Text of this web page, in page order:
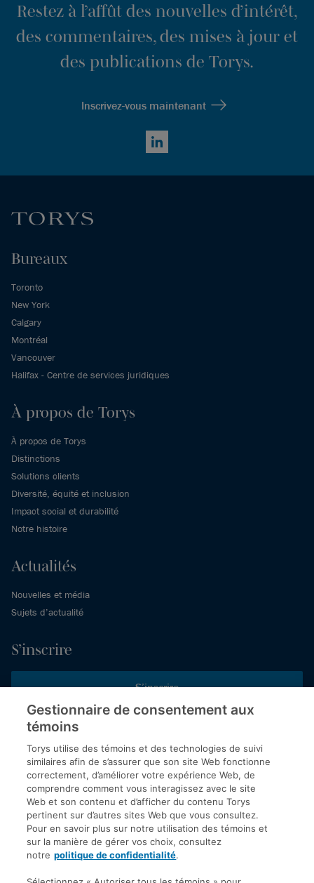
Restez à l’affût des nouvelles d’intérêt,
des commentaires, des mises à jour et
des publications de Torys.
Inscrivez-vous maintenant
LinkedIn
Bureaux
Toronto
New York
Calgary
Montréal
Vancouver
Halifax - Centre de services juridiques
À propos de Torys
À propos de Torys
Distinctions
Solutions clients
Diversité, équité et inclusion
Impact social et durabilité
Notre histoire
Actualités
Nouvelles et média
Sujets d’actualité
S’inscrire
S’inscrire
Inscrivez-vous aux publications de Torys pour recevoir nos derniers
commentaires, notre calendrier de webinaires et d’événements et
plus encore.
© 2026 Société d'avocats Torys S.E.N.C.R.L. Tous droits
réservés.
Politique de protection des renseignements personnels
Droit d’auteur
Avis de non-responsabilité
Gestionnaire de consentement aux
témoins
Torys utilise des témoins et des technologies de suivi
similaires afin de s’assurer que son site Web fonctionne
correctement, d’améliorer votre expérience Web, de
comprendre comment vous interagissez avec le site
Web et son contenu et d’afficher du contenu Torys
pertinent sur d’autres sites Web que vous consultez.
Pour en savoir plus sur notre utilisation des témoins et
sur la manière de gérer vos choix, consultez
notre politique de confidentialité.